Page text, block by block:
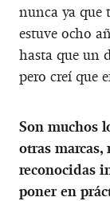
nunca ya que
estuve ocho
hasta que un
pero creí que
Son muchos
otras marcas,
reconocidas
poner en